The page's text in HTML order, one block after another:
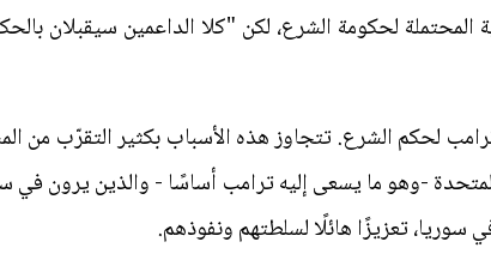
لحكومة الشرع، لكن "كلا الداعمين سيقبلان
لحكم الشرع. تتجاوز هذه الأسباب بكثير التقرّب من
-وهو ما يسعى إليه ترامب أساسًا - والذين يرون في
تعزيزًا هائلًا لسلطتهم ونفوذهم.